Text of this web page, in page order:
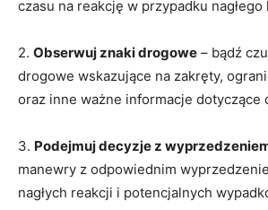
czasu na ⁢reakcję w przypadku⁣ nagłego⁢
2. Obserwuj znaki drogowe – bądź
drogowe wskazujące na zakręty,
oraz inne ważne informacje dotyczące
3.‍ Podejmuj decyzje z
manewry ⁣z​ odpowiednim
nagłych reakcji ⁤i potencjalnych